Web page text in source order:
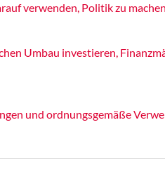
verwenden, Politik zu machen
Umbau investieren,
und ordnungsgemäße